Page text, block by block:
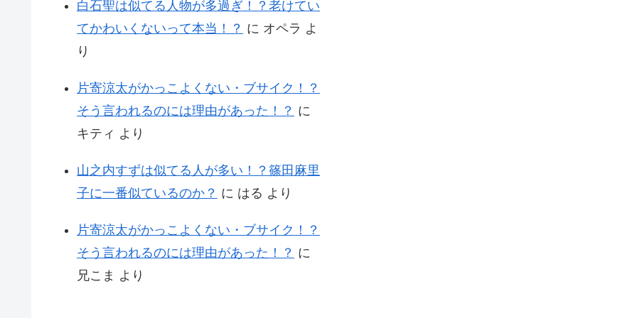
白石聖は似てる人物が多過ぎ！？老けてい
てかわいくないって本当！？ に オペラ よ
り
片寄涼太がかっこよくない・ブサイク！？
そう言われるのには理由があった！？ に
キティ より
山之内すずは似てる人が多い！？篠田麻里
子に一番似ているのか？ に はる より
片寄涼太がかっこよくない・ブサイク！？
そう言われるのには理由があった！？ に
兄こま より